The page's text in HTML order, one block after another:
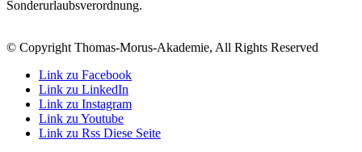
Sonderurlaubsverordnung.
© Copyright Thomas-Morus-Akademie, All Rights Reserved
Link zu Facebook
Link zu LinkedIn
Link zu Instagram
Link zu Youtube
Link zu Rss Diese Seite